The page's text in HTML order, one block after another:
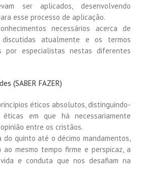
ser aplicados, desenvolvendo
esse processo de aplicação.
necessários acerca de
atualmente e os termos
por especialistas nestas diferentes
(SABER FAZER)
éticos absolutos, distinguindo-
em que há necessariamente
entre os cristãos.
quinto até o décimo mandamentos,
ao mesmo tempo firme e perspicaz, a
e conduta que nos desafiam na